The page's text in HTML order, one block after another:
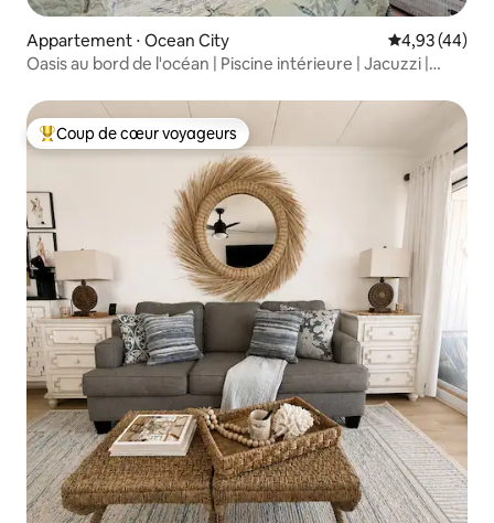
Appartement ⋅ Ocean City Évaluation
4,93 (44)
Oasis au bord de l'océan | Piscine intérieure | Jacuzzi |
Coups de cœur voyageurs les plus appréciés
Coup de cœur voyageurs